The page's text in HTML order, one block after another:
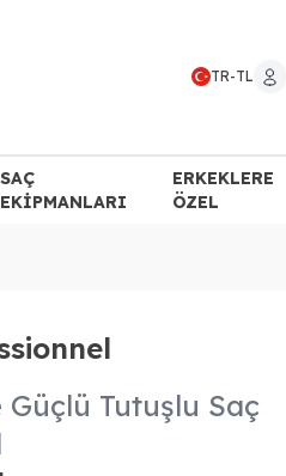
TR-TL
SAÇ
EKİPMANLARI
ERKEKLERE
ÖZEL
Tutuşlu Saç